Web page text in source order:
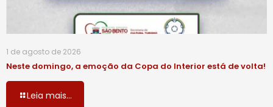
1 de agosto de 2026
Neste domingo, a emoção da Copa do Interior está de volta!
Leia mais...